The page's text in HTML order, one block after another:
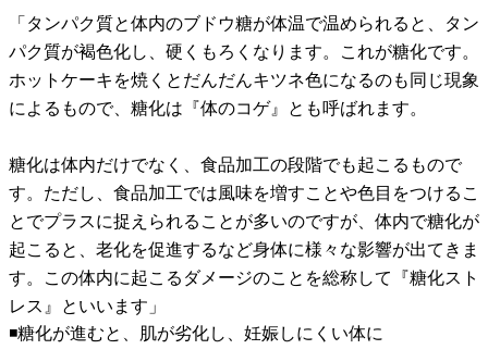
「タンパク質と体内のブドウ糖が体温で温められると、タン
パク質が褐色化し、硬くもろくなります。これが糖化です。
ホットケーキを焼くとだんだんキツネ色になるのも同じ現象
によるもので、糖化は『体のコゲ』とも呼ばれます。
糖化は体内だけでなく、食品加工の段階でも起こるもので
す。ただし、食品加工では風味を増すことや色目をつけるこ
とでプラスに捉えられることが多いのですが、体内で糖化が
起こると、老化を促進するなど身体に様々な影響が出てきま
す。この体内に起こるダメージのことを総称して『糖化スト
レス』といいます」
◾️糖化が進むと、肌が劣化し、妊娠しにくい体に